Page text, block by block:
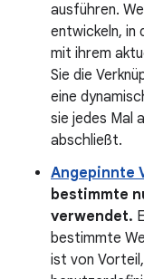
ausführen.
entwickeln, in
mit ihrem
Sie die
eine
sie jedes Mal
abschließt.
Angepinnte
bestimmte
verwendet.
bestimmte
ist von